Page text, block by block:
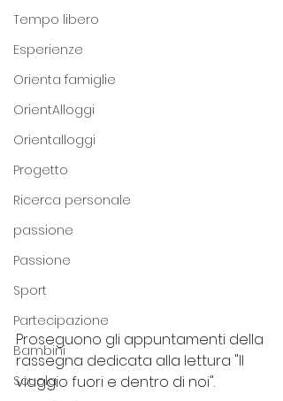
Tempo libero
Esperienze
Orienta famiglie
OrientAlloggi
Orientalloggi
Progetto
Ricerca personale
passione
Passione
Sport
Partecipazione
Bambini
Scuola
Proseguono gli appuntamenti della
rassegna dedicata alla lettura "Il
viaggio fuori e dentro di noi".